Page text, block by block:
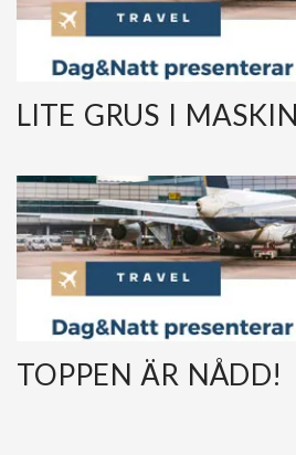
LITE GRUS I
TOPPEN ÄR NÅDD!